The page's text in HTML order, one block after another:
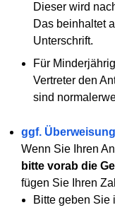
Dieser wird
Das beinhaltet
Unterschrift.
Für
Vertreter den
sind
ggf.
Wenn Sie Ihren
bitte vorab die
fügen Sie Ihren
Bitte geben Sie